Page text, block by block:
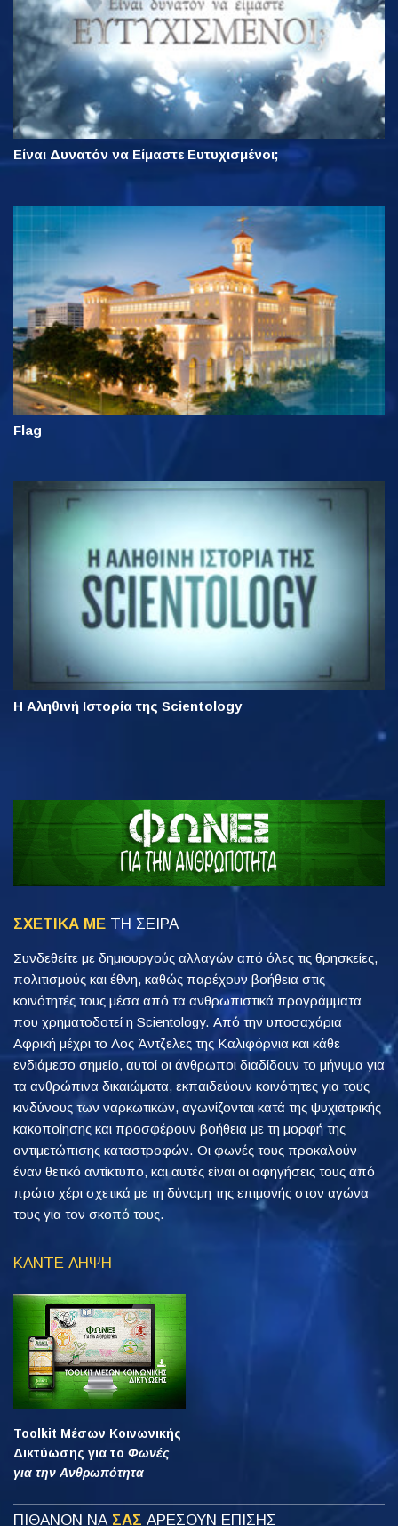
Είναι Δυνατόν να Είμαστε Ευτυχισμένοι;
Flag
Η Αληθινή Ιστορία της Scientology
ΣΧΕΤΙΚΑ ΜΕ ΤΗ ΣΕΙΡΑ
Συνδεθείτε με δημιουργούς αλλαγών από όλες τις θρησκείες,
πολιτισμούς και έθνη, καθώς παρέχουν βοήθεια στις
κοινότητές τους μέσα από τα ανθρωπιστικά προγράμματα
που χρηματοδοτεί η Scientology. Από την υποσαχάρια
Αφρική μέχρι το Λος Άντζελες της Καλιφόρνια και κάθε
ενδιάμεσο σημείο, αυτοί οι άνθρωποι διαδίδουν το μήνυμα για
τα ανθρώπινα δικαιώματα, εκπαιδεύουν κοινότητες για τους
κινδύνους των ναρκωτικών, αγωνίζονται κατά της ψυχιατρικής
κακοποίησης και προσφέρουν βοήθεια με τη μορφή της
αντιμετώπισης καταστροφών. Οι φωνές τους προκαλούν
έναν θετικό αντίκτυπο, και αυτές είναι οι αφηγήσεις τους από
πρώτο χέρι σχετικά με τη δύναμη της επιμονής στον αγώνα
τους για τον σκοπό τους.
ΚΑΝΤΕ ΛΗΨΗ
Toolkit Μέσων Κοινωνικής
Δικτύωσης για το Φωνές
για την Ανθρωπότητα
ΠΙΘΑΝΟΝ ΝΑ ΣΑΣ ΑΡΕΣΟΥΝ ΕΠΙΣΗΣ